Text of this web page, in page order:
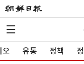
오 유통 정책